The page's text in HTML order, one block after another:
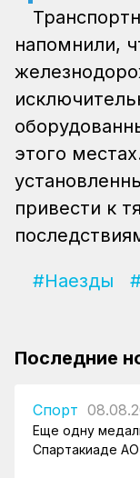
напомнили,
этого
привести к
#Наезды
Последние
Спорт
Еще одну
Спартакиаде АО